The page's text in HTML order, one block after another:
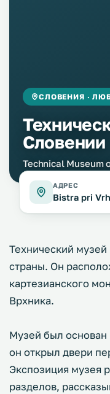
СЛОВЕНИЯ ·
Словении
Technical Museum
АДРЕС
Bistra pri
Технический
страны. Он
картезианского
Врхника.
Музей был основан
он открыл двери
Экспозиция музея
разделов,